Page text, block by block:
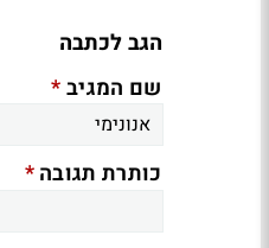
הגב לכתבה
שם המגיב*
כותרת תגובה*